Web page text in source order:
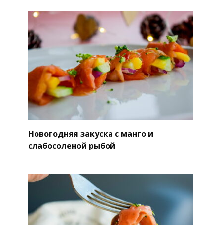
Новогодняя закуска с манго и
слабосоленой рыбой